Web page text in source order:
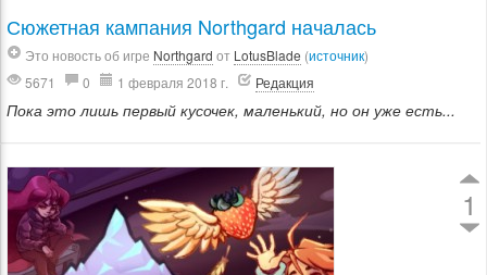
Сюжетная кампания Northgard началась
Это новость об игре Northgard от LotusBlade (источник)
5671
0 1 февраля 2018 г. Редакция
Пока это лишь первый кусочек, маленький, но он уже есть...
1